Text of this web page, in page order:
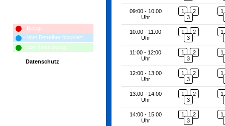
- Belegt
- Vom Betreiber blockiert
- Von Ihnen belegt
Datenschutz
09:00 - 10:00
Uhr
1
2
3
1
10:00 - 11:00
Uhr
1
2
3
1
11:00 - 12:00
Uhr
1
2
3
1
12:00 - 13:00
Uhr
1
2
3
1
13:00 - 14:00
Uhr
1
2
3
1
14:00 - 15:00
Uhr
1
2
3
1